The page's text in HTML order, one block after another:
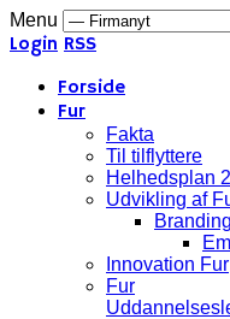
Menu
Login RSS
Forside
Fur
Fakta
Til tilflyttere
Helhedsplan
Udvikling af
Innovation Fur
Fur